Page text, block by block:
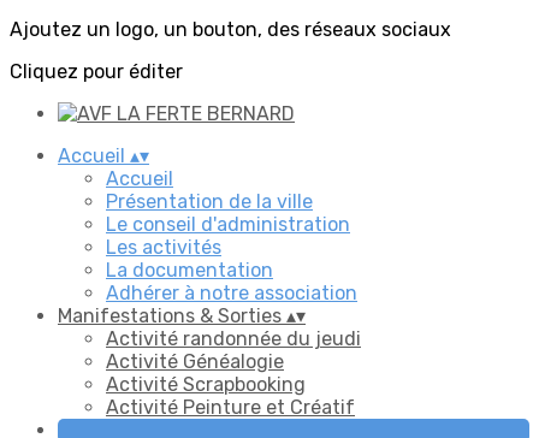
Ajoutez un logo, un bouton, des réseaux sociaux
Cliquez pour éditer
Accueil ▴▾
Accueil
Présentation de la ville
Le conseil d'administration
Les activités
La documentation
Adhérer à notre association
Manifestations & Sorties ▴▾
Activité randonnée du jeudi
Activité Généalogie
Activité Scrapbooking
Activité Peinture et Créatif